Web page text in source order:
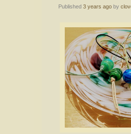
Published 3 years agoby